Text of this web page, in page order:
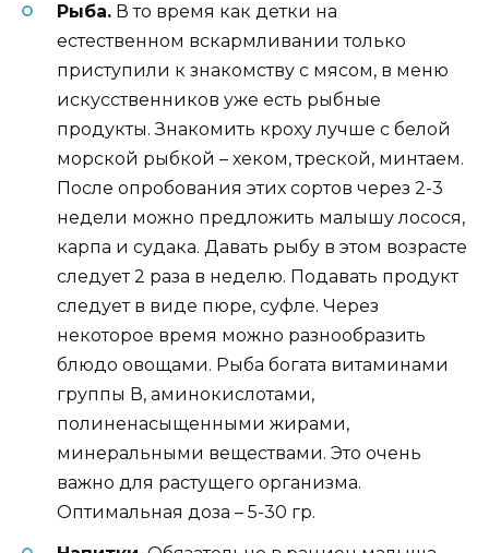
Рыба. В то время как детки на
естественном вскармливании только
приступили к знакомству с мясом, в меню
искусственников уже есть рыбные
продукты. Знакомить кроху лучше с белой
морской рыбкой – хеком, треской, минтаем.
После опробования этих сортов через 2-3
недели можно предложить малышу лосося,
карпа и судака. Давать рыбу в этом возрасте
следует 2 раза в неделю. Подавать продукт
следует в виде пюре, суфле. Через
некоторое время можно разнообразить
блюдо овощами. Рыба богата витаминами
группы В, аминокислотами,
полиненасыщенными жирами,
минеральными веществами. Это очень
важно для растущего организма.
Оптимальная доза – 5-30 гр.